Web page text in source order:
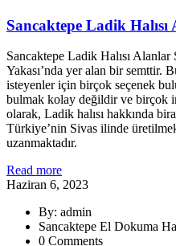
Sancaktepe Ladik
Sancaktepe Ladik Halısı
Yakası’nda yer alan bir semttir.
isteyenler için birçok seçenek
bulmak kolay değildir ve birçok
olarak, Ladik halısı hakkında
Türkiye’nin Sivas ilinde
uzanmaktadır.
Read more
Haziran 6, 2023
By: admin
Sancaktepe El Dokuma
0 Comments